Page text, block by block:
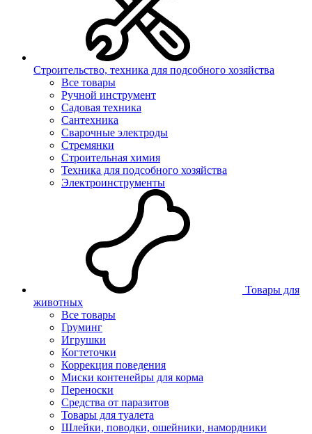
Строительство, техника для подсобного хозяйства
Все товары
Ручной инструмент
Садовая техника
Сантехника
Сварочные электроды
Стремянки
Строительная химия
Техника для подсобного хозяйства
Электроинструменты
Товары для
животных
Все товары
Груминг
Игрушки
Когтеточки
Коррекция поведения
Миски контенейры для корма
Переноски
Средства от паразитов
Товары для туалета
Шлейки, поводки, ошейники, намордники